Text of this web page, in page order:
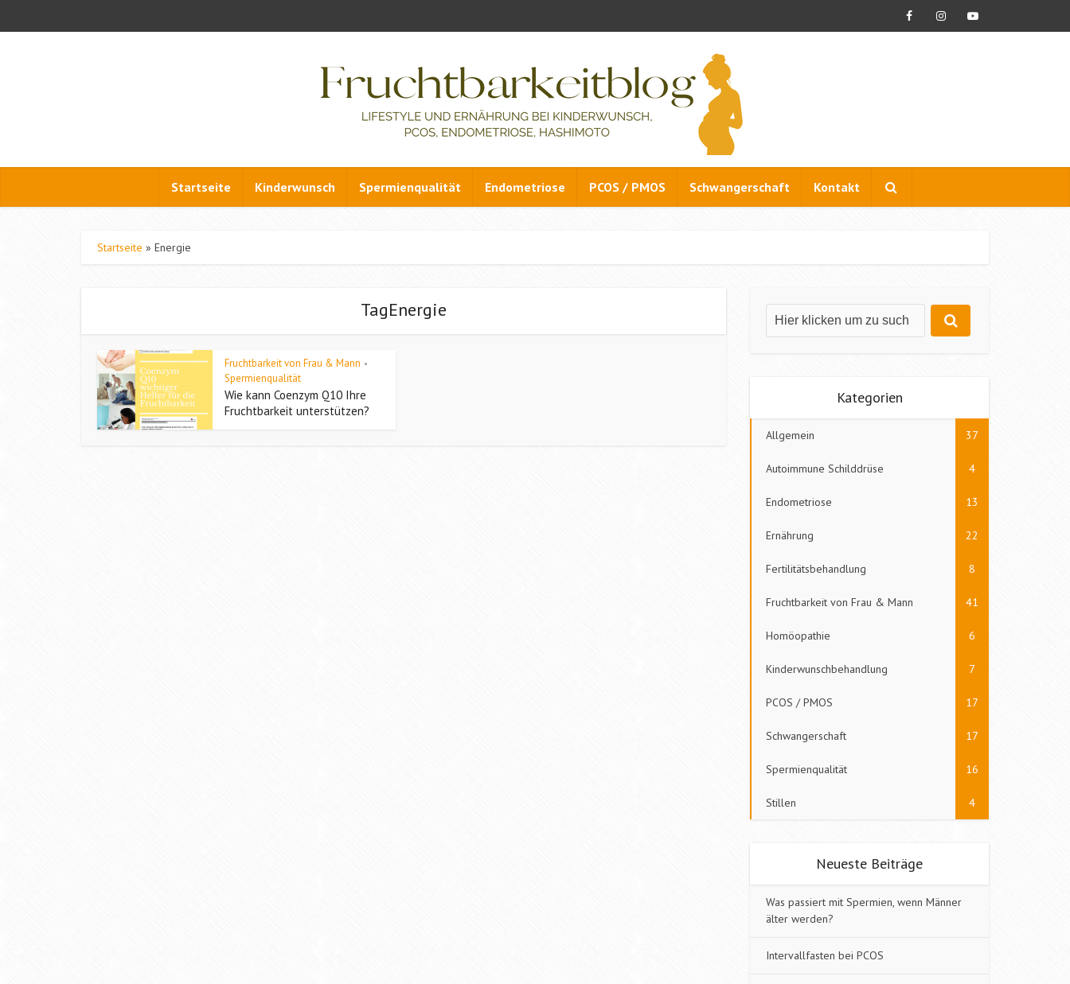
Startseite Kinderwunsch Spermienqualität Endometriose PCOS / PMOS Schwangerschaft Kontakt
Startseite » Energie
TagEnergie
Fruchtbarkeit von Frau & Mann •
Spermienqualität
Wie kann Coenzym Q10 Ihre
Fruchtbarkeit unterstützen?
Kategorien
Allgemein 37
Autoimmune Schilddrüse 4
Endometriose 13
Ernährung 22
Fertilitätsbehandlung 8
Fruchtbarkeit von Frau & Mann 41
Homöopathie 6
Kinderwunschbehandlung 7
PCOS / PMOS 17
Schwangerschaft 17
Spermienqualität 16
Stillen 4
Neueste Beiträge
Was passiert mit Spermien, wenn Männer
älter werden?
Intervallfasten bei PCOS